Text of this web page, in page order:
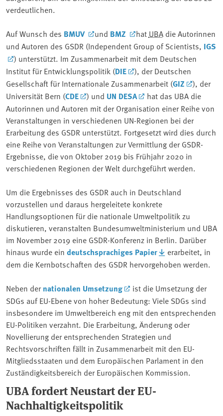
verdeutlichen.
Auf Wunsch des BMUV und BMZ hat UBAdie Autorinnen
und Autoren des GSDR (Independent Group of Scientists, IGS
) unterstützt. Im Zusammenarbeit mit dem Deutschen
Institut für Entwicklungspolitik (DIE
), der Deutschen
Gesellschaft für Internationale Zusammenarbeit (GIZ
), der
Universität Bern (CDE ) und UN DESA
hat das UBA die
Autorinnen und Autoren mit der Organisation einer Reihe von
Veranstaltungen in verschiedenen UN-Regionen bei der
Erarbeitung des GSDR unterstützt. Fortgesetzt wird dies durch
eine Reihe von Veranstaltungen zur Vermittlung der GSDR-
Ergebnisse, die von Oktober 2019 bis Frühjahr 2020 in
verschiedenen Regionen der Welt durchgeführt werden.
Um die Ergebnisses des GSDR auch in Deutschland
vorzustellen und daraus hergeleitete konkrete
Handlungsoptionen für die nationale Umweltpolitik zu
diskutieren, veranstalten Bundesumweltministerium und UBA
im November 2019 eine GSDR-Konferenz in Berlin. Darüber
hinaus wurde ein deutschsprachiges Papier
erarbeitet, in
dem die Kernbotschaften des GSDR hervorgehoben werden.
Neben dernationalen Umsetzung
ist die Umsetzung der
SDGs auf EU-Ebene von hoher Bedeutung: Viele SDGs sind
insbesondere im Umweltbereich eng mit den entsprechenden
EU-Politiken verzahnt. Die Erarbeitung, Änderung oder
Novellierung der entsprechenden Strategien und
Rechtsvorschriften fällt in Zusammenarbeit mit den EU-
Mitgliedsstaaten und dem Europäischen Parlament in den
Zuständigkeitsbereich der Europäischen Kommission.
UBA fordert Neustart der EU-
Nachhaltigkeitspolitik